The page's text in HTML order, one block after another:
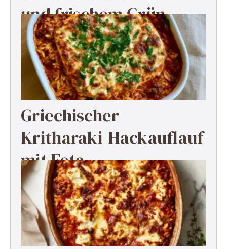
und frischem Grün
Griechischer
Kritharaki-Hackauflauf
mit Feta